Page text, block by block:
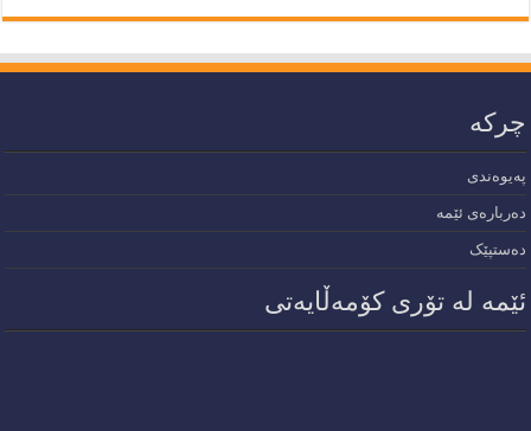
چرکە
پەیوەندی
دەربارەی ئێمە
دەستپێک
ئێمە لە تۆری کۆمەڵایەتی